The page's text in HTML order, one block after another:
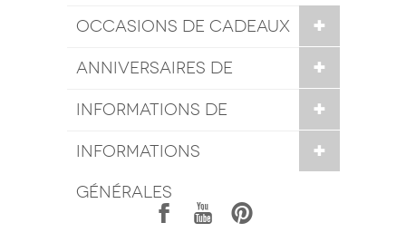
OCCASIONS DE CADEAUX
ANNIVERSAIRES DE
MARIAGE
INFORMATIONS DE
COMMANDE
INFORMATIONS
GÉNÉRALES
1 7 6